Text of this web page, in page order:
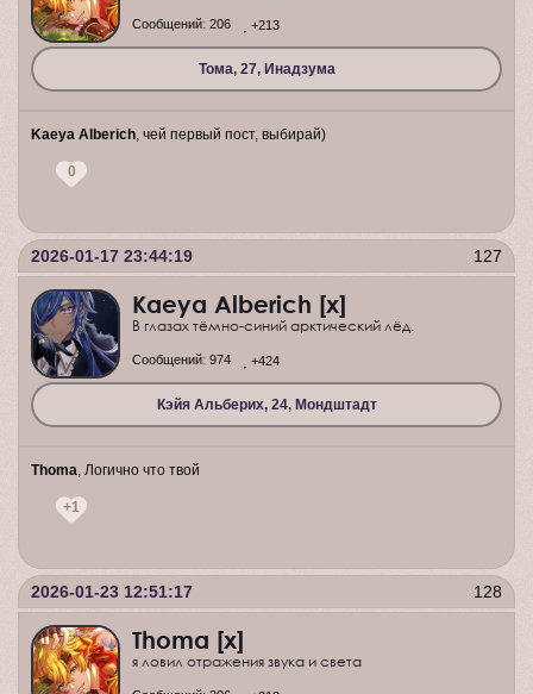
Тома, 27, Инадзума
Сообщений: 206 +213
Kaeya Alberich, чей первый пост, выбирай)
0
127
2026-01-17 23:44:19
Kaeya Alberich [x]
В глазах тёмно-синий арктический лёд.
Кэйя Альберих, 24, Мондштадт
Сообщений: 974 +424
Thoma, Логично что твой
+1
128
2026-01-23 12:51:17
Thoma [x]
я ловил отражения звука и света